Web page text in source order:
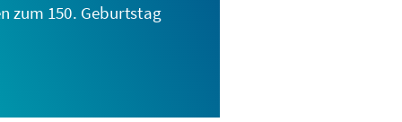
zum 150. Geburtstag